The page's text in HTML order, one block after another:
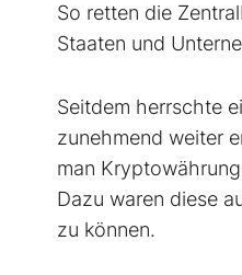
So retten die
Staaten und
Seitdem herrschte
zunehmend weiter
man
Dazu waren diese
zu können.